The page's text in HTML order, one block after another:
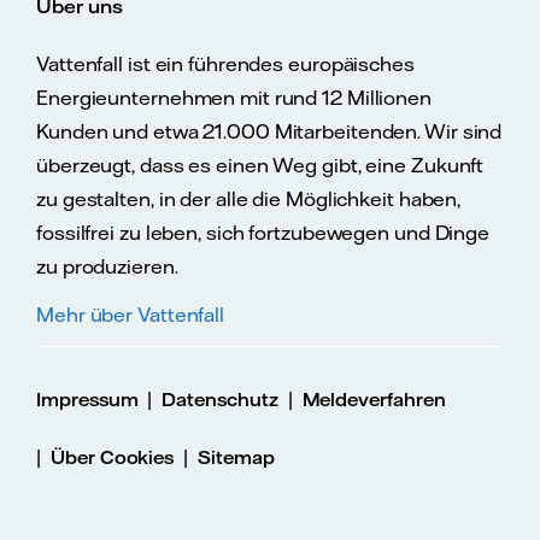
Über uns
Vattenfall ist ein führendes europäisches
Energieunternehmen mit rund 12 Millionen
Kunden und etwa 21.000 Mitarbeitenden. Wir sind
überzeugt, dass es einen Weg gibt, eine Zukunft
zu gestalten, in der alle die Möglichkeit haben,
fossilfrei zu leben, sich fortzubewegen und Dinge
zu produzieren.
Mehr über Vattenfall
Impressum | Datenschutz| Meldeverfahren
| Über Cookies |Sitemap